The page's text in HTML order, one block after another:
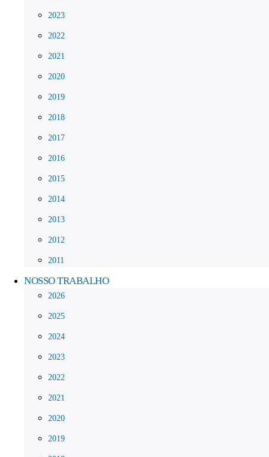
2023
2022
2021
2020
2019
2018
2017
2016
2015
2014
2013
2012
2011
NOSSO TRABALHO
2026
2025
2024
2023
2022
2021
2020
2019